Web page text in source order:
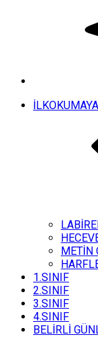
METİN
1.SINIF
2.SINIF
3.SINIF
4.SINIF
BELİRLİ